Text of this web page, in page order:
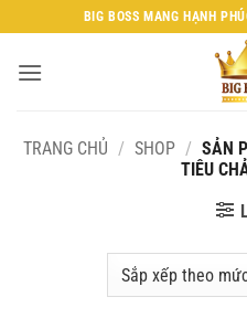
qua
nội
BIG BOSS MANG HẠNH
TRANG CHỦ / SHOP / SẢN
TIÊU